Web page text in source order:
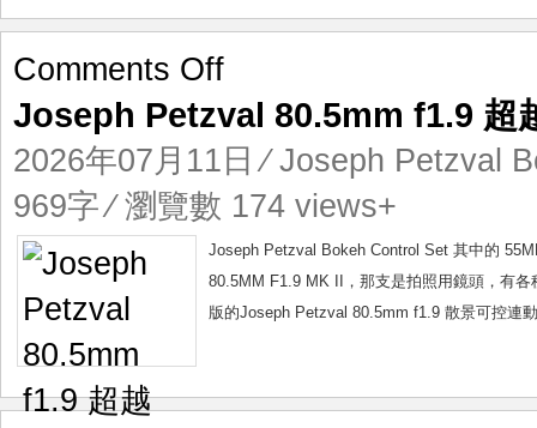
Comments Offon
Petzval
f1.9
越
MK
新
Joseph Petzval 80.5mm f1.9 超
2026年07月11日 ⁄Joseph Petzval
969字 ⁄ 瀏覽數 174 views+
Joseph Petzval Bokeh Control Set 其中的
80.5MM F1.9 MK II，那支是拍照用鏡頭，有
版的Joseph Petzval 80.5mm f1.9 散景可控連